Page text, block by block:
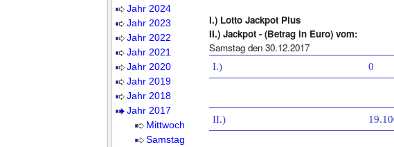
Jahr 2024
Jahr 2023
Jahr 2022
Jahr 2021
Jahr 2020
Jahr 2019
Jahr 2018
Jahr 2017
Mittwoch
Samstag
I.) Lotto Jackpot Plus
II.) Jackpot - (Betrag in Euro) vom:
Samstag den 30.12.2017
I.) 0
II.)